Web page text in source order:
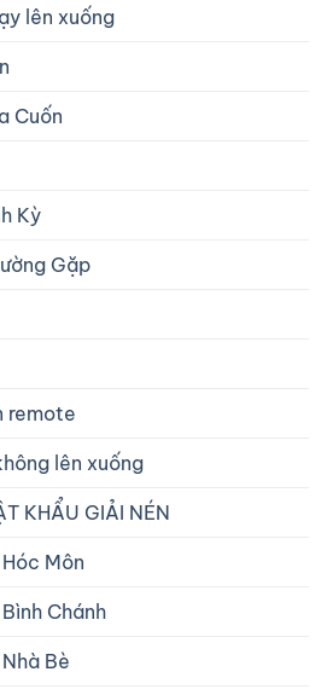
lên xuống
Cuốn
Kỳ
Gặp
remote
lên xuống
KHẨU GIẢI NÉN
Môn
Chánh
Bè